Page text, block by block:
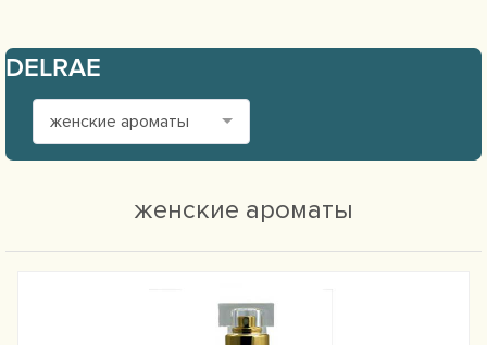
DELRAE
женские ароматы
женские ароматы